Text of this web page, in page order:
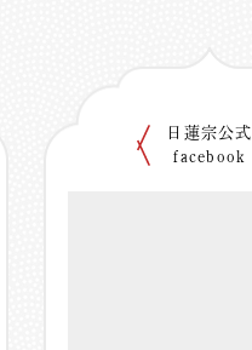
日蓮宗公式
facebook